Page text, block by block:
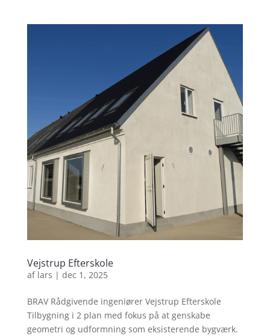
Vejstrup Efterskole
af lars | dec 1, 2025
BRAV Rådgivende ingeniører Vejstrup Efterskole
Tilbygning i 2 plan med fokus på at genskabe
geometri og udformning som eksisterende bygværk.